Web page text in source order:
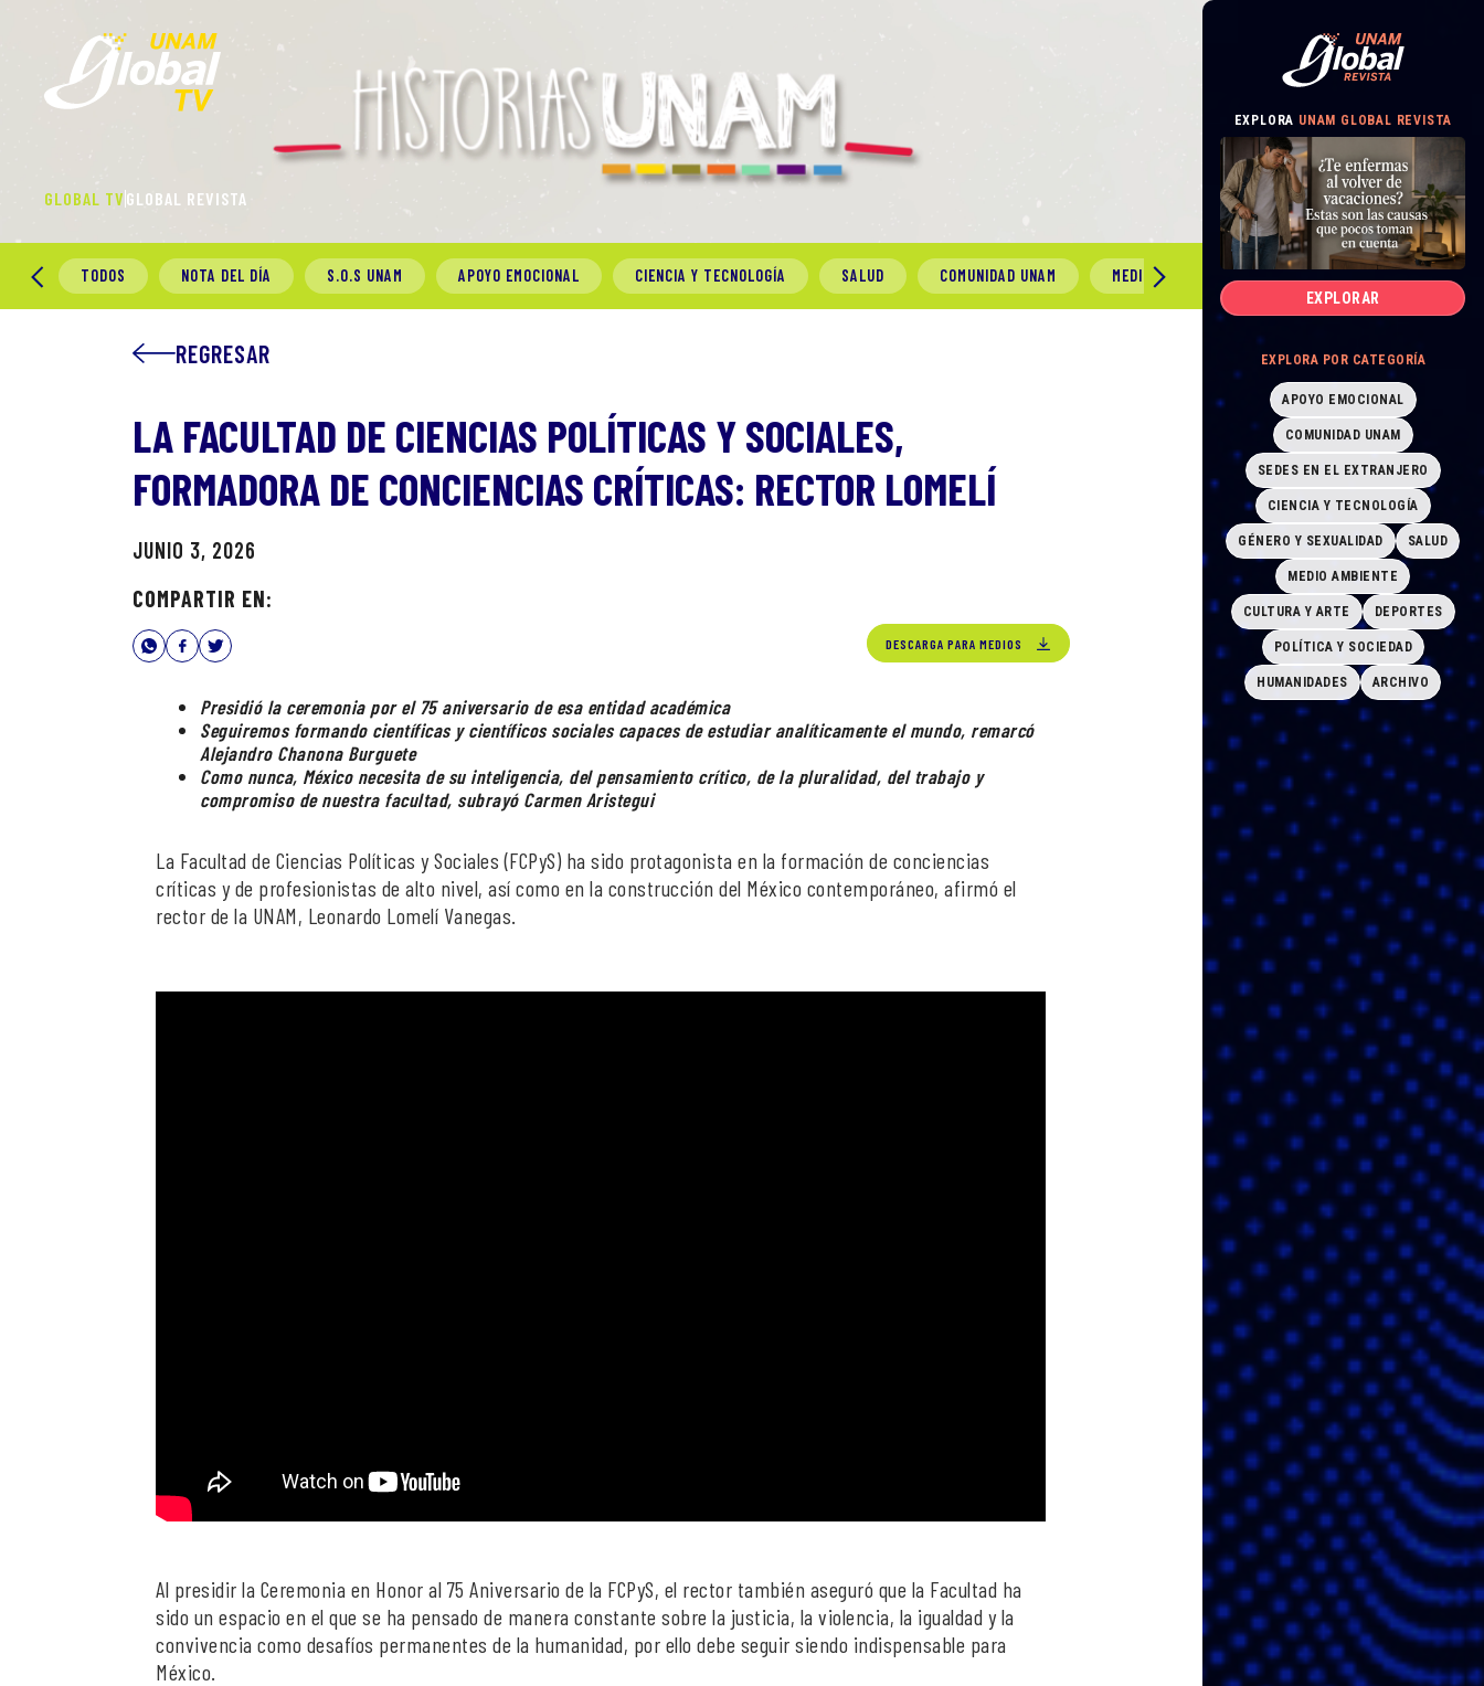
EXPLORA UNAM GLOBAL REVISTA
EXPLORAR
EXPLORA POR CATEGORÍA
APOYO EMOCIONAL
COMUNIDAD UNAM
SEDES EN EL EXTRANJERO
CIENCIA Y TECNOLOGÍA
GÉNERO Y SEXUALIDAD SALUD
MEDIO AMBIENTE
CULTURA Y ARTE DEPORTES
POLÍTICA Y SOCIEDAD
HUMANIDADES ARCHIVO
GLOBAL TV GLOBAL REVISTA
TODOS NOTA DEL DÍA S.O.S UNAM APOYO EMOCIONAL CIENCIA Y TECNOLOGÍA SALUD COMUNIDAD UNAM MEDIO AMBIENTE GÉNERO Y SEXUALIDAD
REGRESAR
LA FACULTAD DE CIENCIAS POLÍTICAS Y SOCIALES,
FORMADORA DE CONCIENCIAS CRÍTICAS: RECTOR LOMELÍ
JUNIO 3, 2026
COMPARTIR EN:
DESCARGA PARA MEDIOS
Presidió la ceremonia por el 75 aniversario de esa entidad académica
Seguiremos formando científicas y científicos sociales capaces de estudiar analíticamente el mundo, remarcó
Alejandro Chanona Burguete
Como nunca, México necesita de su inteligencia, del pensamiento crítico, de la pluralidad, del trabajo y
compromiso de nuestra facultad, subrayó Carmen Aristegui
La Facultad de Ciencias Políticas y Sociales (FCPyS) ha sido protagonista en la formación de conciencias
críticas y de profesionistas de alto nivel, así como en la construcción del México contemporáneo, afirmó el
rector de la UNAM, Leonardo Lomelí Vanegas.
Al presidir la Ceremonia en Honor al 75 Aniversario de la FCPyS, el rector también aseguró que la Facultad ha
sido un espacio en el que se ha pensado de manera constante sobre la justicia, la violencia, la igualdad y la
convivencia como desafíos permanentes de la humanidad, por ello debe seguir siendo indispensable para
México.